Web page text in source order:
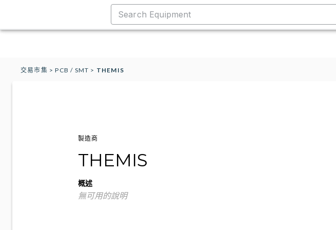
交易市集 >PCB / SMT > THEMIS
製造商
THEMIS
概述
無可用的說明